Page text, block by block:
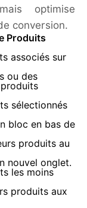
optimise
conversion.
Produits
associés sur
ou des
sélectionnés
bloc en bas de
produits au
nouvel onglet.
les moins
produits aux